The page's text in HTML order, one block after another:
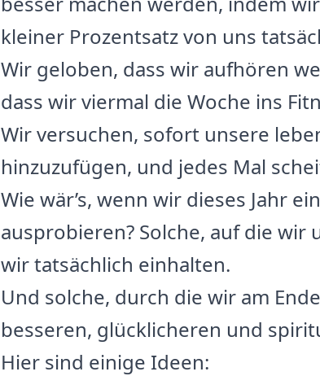
kleiner Prozentsatz von uns
Wir geloben, dass wir aufhören
dass wir viermal die Woche ins
Wir versuchen, sofort unsere
hinzuzufügen, und jedes Mal
Wie wär’s, wenn wir dieses Jahr
ausprobieren? Solche, auf die
wir tatsächlich einhalten.
Und solche, durch die wir am
besseren, glücklicheren und
Hier sind einige Ideen: